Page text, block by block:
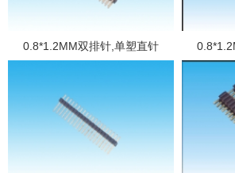
0.8*1.2MM双排针,单塑直针